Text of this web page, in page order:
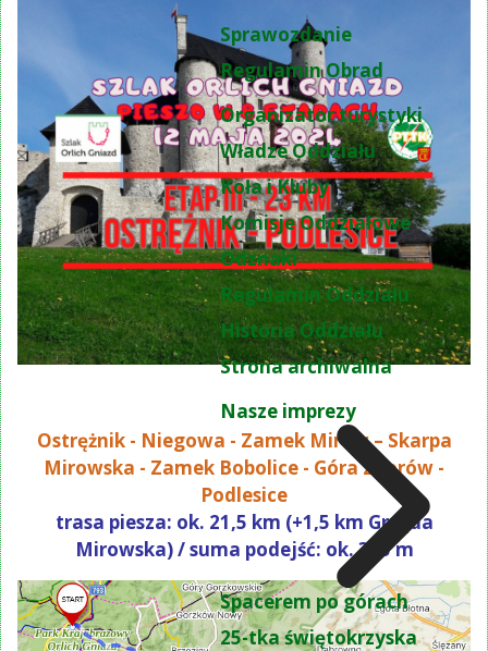
Sprawozdanie
Regulamin Obrad
Organizator turystyki
Władze Oddziału
Koła i Kluby
Komisje Oddziałowe
Odznaki
Regulamin Oddziału
Historia Oddziału
Strona archiwalna
Nasze imprezy
Spacerem po górach
25-tka świętokrzyska
Ostrężnik - Niegowa - Zamek Mirów – Skarpa
Mirowska - Zamek Bobolice - Góra Zborów -
Podlesice
trasa piesza: ok. 21,5 km (+1,5 km Grzęda
Mirowska) / suma podejść: ok. 375 m